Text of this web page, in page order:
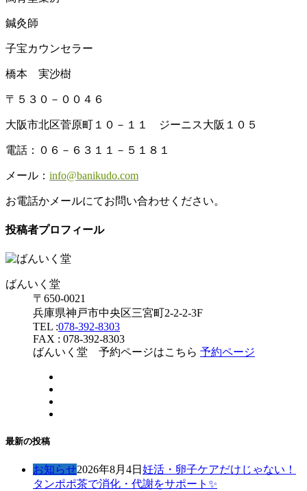
鍼灸師
子宝カウンセラー
橋本 実沙樹
〒５３０－００４６
大阪市北区菅原町１０－１１ ジーニス大阪１０５
電話：０６－６３１１－５１８１
メール： info@banikudo.com
お電話かメールにてお問い合わせください。
投稿者プロフィール
ばんいく堂
〒650-0021
兵庫県神戸市中央区三宮町2-2-2-3F
TEL :078-392-8303
FAX : 078-392-8303
ばんいく堂 予約ページはこちら 予約ページ
最新の投稿
お知らせ2026年8月4日 妊活・卵子ケアだけじゃない！
タンポポ茶で消化・代謝をサポート✨